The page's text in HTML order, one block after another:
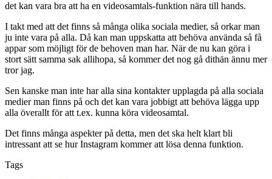
det kan vara bra att ha en videosamtals-funktion nära till hands.
I takt med att det finns så många olika sociala medier, så orkar man
ju inte vara på alla. Då kan man uppskatta att behöva använda så få
appar som möjligt för de behoven man har. När de nu kan göra i
stort sätt samma sak allihopa, så kommer det nog gå dithän ännu mer
tror jag.
Sen kanske man inte har alla sina kontakter upplagda på alla sociala
medier man finns på och det kan vara jobbigt att behöva lägga upp
alla överallt för att t.ex. kunna köra videosamtal.
Det finns många aspekter på detta, men det ska helt klart bli
intressant att se hur Instagram kommer att lösa denna funktion.
Tags